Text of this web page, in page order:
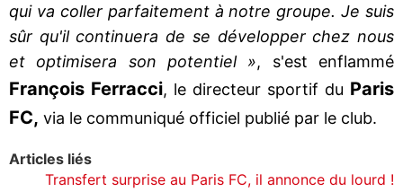
qui va coller parfaitement à notre groupe. Je suis
sûr qu'il continuera de se développer chez nous
et optimisera son potentiel », s'est enflammé
François Ferracci, le directeur sportif du Paris
FC, via le communiqué officiel publié par le club.
Articles liés
Transfert surprise au Paris FC, il annonce du lourd !